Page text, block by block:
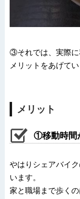
③それでは、実際に
メリットをあげてい
メリット
①移動時間
やはりシェアバイ
います。
家と職場まで歩く